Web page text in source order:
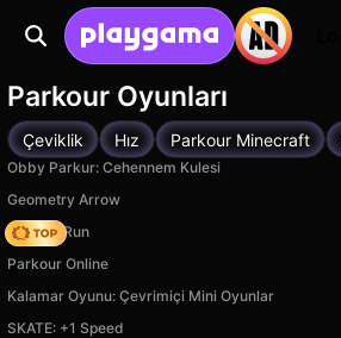
Parkour Oyunları
Çeviklik Hız Parkour Minecraft
Obby Parkur: Cehennem Kulesi
Geometry Arrow
Rooftop Run
Parkour Online
Kalamar Oyunu: Çevrimiçi Mini Oyunlar
SKATE: +1 Speed